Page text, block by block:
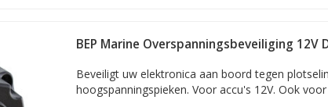
BEP Marine Overspanningsbeveiliging 12V
Beveiligt uw elektronica aan boord tegen
hoogspanningspieken. Voor accu's 12V. Ook